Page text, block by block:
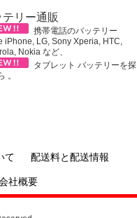
テリー通販
携帯電話のバッテリー
iPhone, LG, Sony Xperia, HTC,
Nokia など、
タブレット バッテリーを探
。
て 配送料と配送情報
社概要